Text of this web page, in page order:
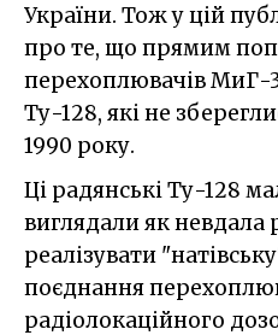
України. Тож у цій
про те, що прямим
перехоплювачів МиГ-
Ту-128, які не
1990 року.
Ці радянські Ту-128
виглядали як невдала
реалізувати
поєднання
радіолокаційного